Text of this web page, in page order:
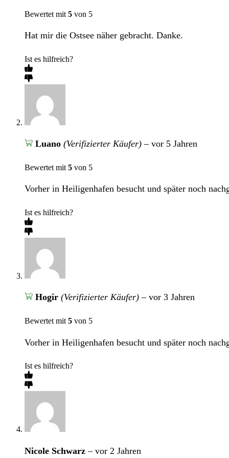
Bewertet mit 5 von 5
Hat mir die Ostsee näher gebracht. Danke.
Ist es hilfreich?
Luano (Verifizierter Käufer) – vor 5 Jahren
Bewertet mit 5 von 5
Vorher in Heiligenhafen besucht und später noch
Ist es hilfreich?
Hogir (Verifizierter Käufer) – vor 3 Jahren
Bewertet mit 5 von 5
Vorher in Heiligenhafen besucht und später noch
Ist es hilfreich?
Nicole Schwarz– vor 2 Jahren